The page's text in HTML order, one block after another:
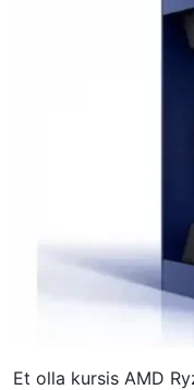
Et olla kursis AMD